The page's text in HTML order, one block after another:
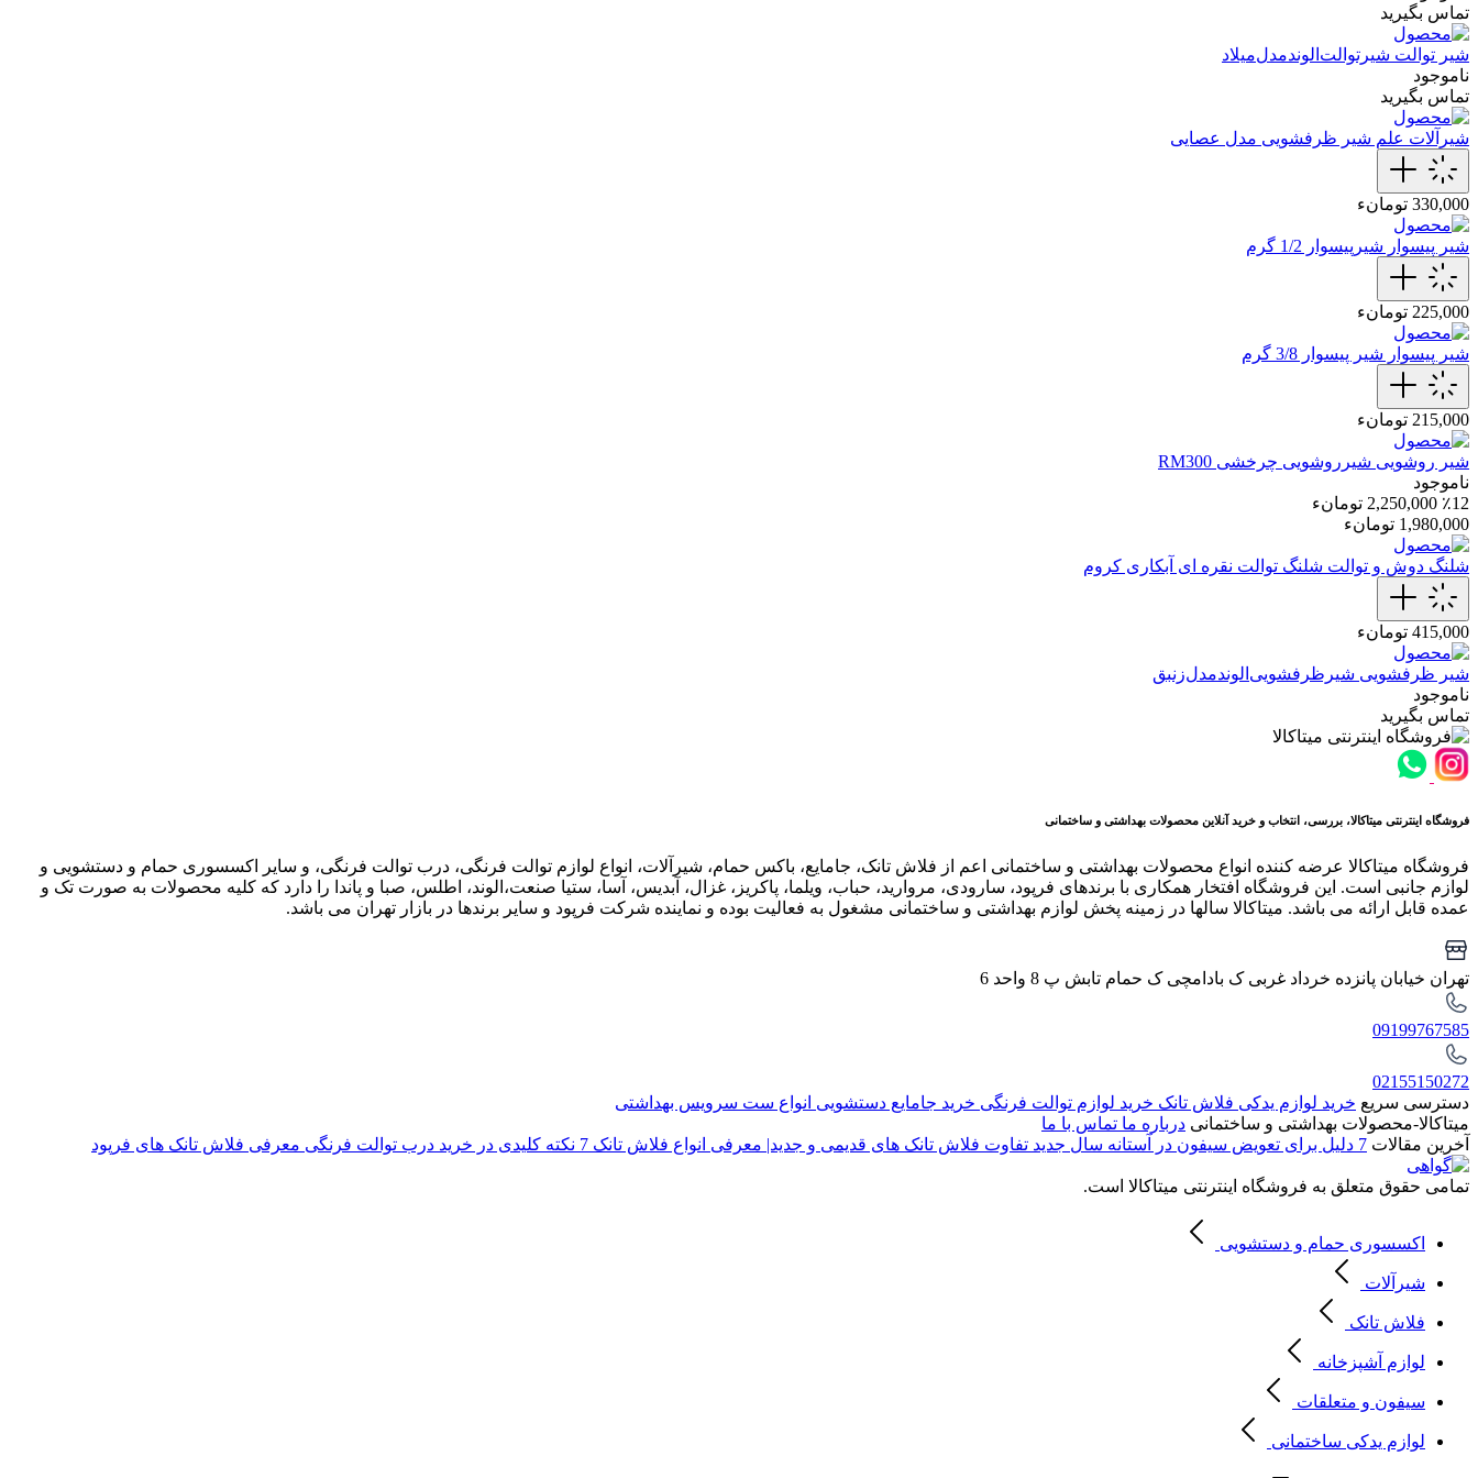
تماس بگیرید
شیر توالت شیرتوالت‌الوندمدل‌میلاد
ناموجود
تماس بگیرید
شیرآلات علم‌ شیر‌ ظرفشویی مدل عصایی
330,000 تومانء
شیر پیسوار شیرپیسوار 1/2 گرم
225,000 تومانء
شیر پیسوار شیر پیسوار 3/8 گرم
215,000 تومانء
شیر روشویی شیر‌روشویی چرخشی RM300
ناموجود
٪12 2,250,000 تومانء
1,980,000 تومانء
شلنگ دوش و توالت شلنگ توالت نقره ای آبکاری کروم
415,000 تومانء
شیر ظرفشویی شیر‌ظرفشویی‌الوند‌مدل‌زنبق
ناموجود
تماس بگیرید
فروشگاه اینترنتی میتاکالا، بررسی، انتخاب و خرید آنلاین محصولات بهداشتی و ساختمانی
فروشگاه میتاکالا عرضه کننده انواع محصولات بهداشتی و ساختمانی اعم از فلاش تانک، جامایع، باکس حمام، شیرآلات، انواع لوازم توالت فرنگی، درب توالت فرنگی، و سایر اکسسوری حمام و دستشویی و
لوازم جانبی است. این فروشگاه افتخار همکاری با برندهای فرپود، سارودی، مروارید، حباب، ویلما، پاکریز، غزال، آبدیس، آسا، ستیا صنعت،الوند، اطلس، صبا و پاندا را دارد که کلیه محصولات به صورت تک و
عمده قابل ارائه می باشد. میتاکالا سالها در زمینه پخش لوازم بهداشتی و ساختمانی مشغول به فعالیت بوده و نماینده شرکت فرپود و سایر برندها در بازار تهران می باشد.
تهران خیابان پانزده خرداد غربی ک بادامچی ک حمام تابش پ 8 واحد 6
09199767585
02155150272
دسترسی سریع خرید لوازم یدکی فلاش تانک خرید لوازم توالت فرنگی خرید جامایع دستشویی انواع ست سرویس بهداشتی
میتاکالا-محصولات بهداشتی و ساختمانی درباره ما تماس با ما
آخرین مقالات 7 دلیل برای تعویض سیفون در آستانه سال جدید تفاوت فلاش تانک های قدیمی و جدید| معرفی انواع فلاش تانک 7 نکته کلیدی در خرید درب توالت فرنگی معرفی فلاش تانک های فرپود
تمامی حقوق متعلق به فروشگاه اینترنتی میتاکالا است.
اکسسوری حمام و دستشویی
شیرآلات
فلاش تانک
لوازم آشپزخانه
سیفون و متعلقات
لوازم یدکی ساختمانی